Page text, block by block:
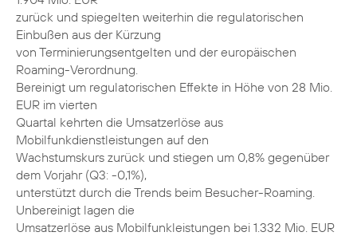
zurück und spiegelten weiterhin die regulatorischen
Einbußen aus der Kürzung
von Terminierungsentgelten und der europäischen
Roaming-Verordnung.
Bereinigt um regulatorischen Effekte in Höhe von 28 Mio.
EUR im vierten
Quartal kehrten die Umsatzerlöse aus
Mobilfunkdienstleistungen auf den
Wachstumskurs zurück und stiegen um 0,8% gegenüber
dem Vorjahr (Q3: -0,1%),
unterstützt durch die Trends beim Besucher-Roaming.
Unbereinigt lagen die
Umsatzerlöse aus Mobilfunkleistungen bei 1.332 Mio. EUR